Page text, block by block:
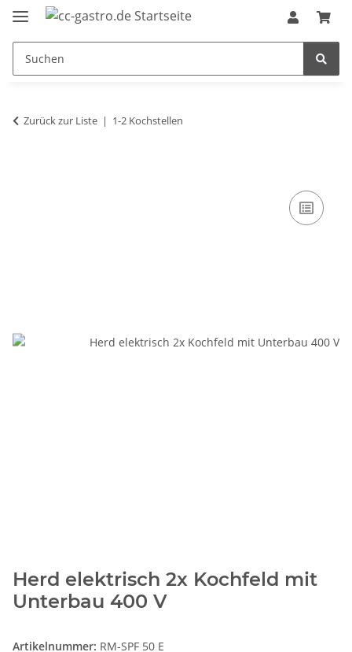
Zurück zur Liste 1-2 Kochstellen
Herd elektrisch 2x Kochfeld mit
Unterbau 400 V
Artikelnummer: RM-SPF 50 E